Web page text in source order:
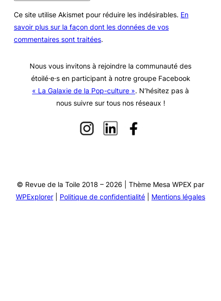
Ce site utilise Akismet pour réduire les indésirables. En
savoir plus sur la façon dont les données de vos
commentaires sont traitées.
Nous vous invitons à rejoindre la communauté des
étoilé·e·s en participant à notre groupe Facebook
« La Galaxie de la Pop-culture ». N’hésitez pas à
nous suivre sur tous nos réseaux !
© Revue de la Toile 2018 – 2026 | Thème Mesa WPEX par
WPExplorer
Politique de confidentialité Mentions légales